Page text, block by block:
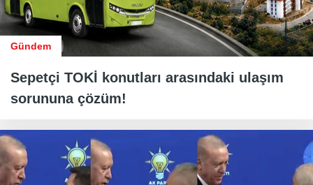
Gündem
Sepetçi TOKİ konutları arasındaki ulaşım
sorununa çözüm!